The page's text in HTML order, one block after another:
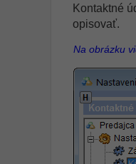
Kontaktné
opisovať.
Na obrázku